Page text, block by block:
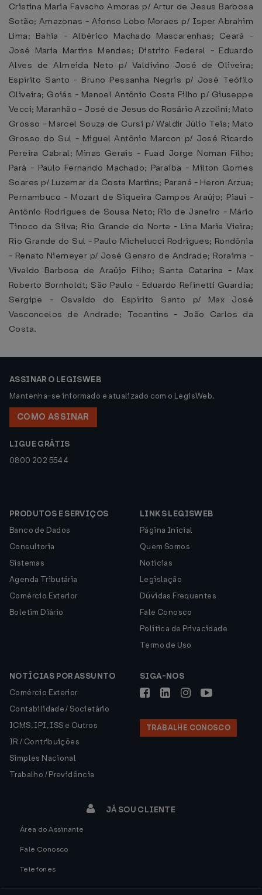
Cristina Maria Favacho Amoras p/ Artur de Jesus Barbosa
Sotão; Amazonas - Afonso Lobo Moraes p/ Isper Abrahim
Lima; Bahia - Albérico Machado Mascarenhas; Ceará -
José Maria Martins Mendes; Distrito Federal - Eduardo
Alves de Almeida Neto p/ Valdivino José de Oliveira;
Espírito Santo - Bruno Pessanha Negris p/ José Teófilo
Oliveira; Goiás - Manoel Antônio Costa Filho p/ Giuseppe
Vecci; Maranhão - José de Jesus do Rosário Azzolini; Mato
Grosso - Marcel Souza de Cursi p/ Waldir Júlio Teis; Mato
Grosso do Sul - Miguel Antônio Marcon p/ José Ricardo
Pereira Cabral; Minas Gerais - Fuad Jorge Noman Filho;
Pará - Paulo Fernando Machado; Paraíba - Milton Gomes
Soares p/ Luzemar da Costa Martins; Paraná - Heron Arzua;
Pernambuco - Mozart de Siqueira Campos Araújo; Piauí -
Antônio Rodrigues de Sousa Neto; Rio de Janeiro - Mário
Tinoco da Silva; Rio Grande do Norte - Lina Maria Vieira;
Rio Grande do Sul - Paulo Michelucci Rodrigues; Rondônia
- Renato Niemeyer p/ José Genaro de Andrade; Roraima -
Vivaldo Barbosa de Araújo Filho; Santa Catarina - Max
Roberto Bornholdt; São Paulo - Eduardo Refinetti Guardia;
Sergipe - Osvaldo do Espírito Santo p/ Max José
Vasconcelos de Andrade; Tocantins - João Carlos da
Costa.
ASSINAR O LEGISWEB
Mantenha-se informado e atualizado com o LegisWeb.
COMO ASSINAR
LIGUE GRÁTIS
0800 202 5544
PRODUTOS E SERVIÇOS
Banco de Dados
Consultoria
Sistemas
Agenda Tributária
Comércio Exterior
Boletim Diário
LINKS LEGISWEB
Página Inicial
Quem Somos
Notícias
Legislação
Dúvidas Frequentes
Fale Conosco
Política de Privacidade
Termo de Uso
NOTÍCIAS POR ASSUNTO
Comércio Exterior
Contabilidade / Societário
ICMS, IPI, ISS e Outros
IR / Contribuições
Simples Nacional
Trabalho / Previdência
SIGA-NOS
TRABALHE CONOSCO
JÁ SOU CLIENTE
Área do Assinante
Fale Conosco
Telefones